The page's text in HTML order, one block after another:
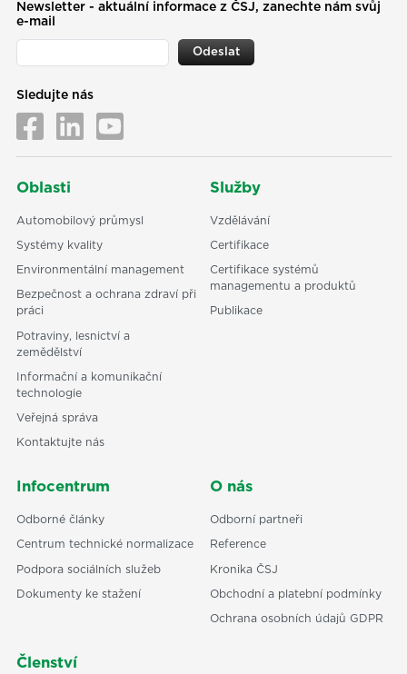
Newsletter - aktuální informace z ČSJ, zanechte nám svůj
e-mail
Odeslat
Sledujte nás
Oblasti
Automobilový průmysl
Systémy kvality
Environmentální management
Bezpečnost a ochrana zdraví při
práci
Potraviny, lesnictví a
zemědělství
Informační a komunikační
technologie
Veřejná správa
Kontaktujte nás
Služby
Vzdělávání
Certifikace
Certifikace systémů
managementu a produktů
Publikace
Infocentrum
Odborné články
Centrum technické normalizace
Podpora sociálních služeb
Dokumenty ke stažení
O nás
Odborní partneři
Reference
Kronika ČSJ
Obchodní a platební podmínky
Ochrana osobních údajů GDPR
Členství